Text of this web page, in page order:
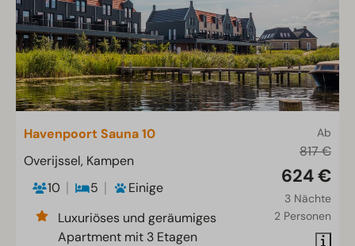
Ab
817 €
624 €
3 Nächte
2 Personen
Havenpoort Sauna 10
Overijssel, Kampen
10
5
Einige
Luxuriöses und geräumiges
Apartment mit 3 Etagen